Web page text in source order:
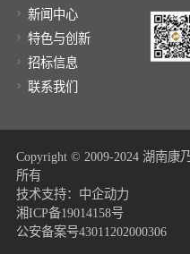
新闻中心
特色与创新
招标信息
联系我们
Copyright © 2009-2024 湖南康
所有
技术支持：中企动力
湘ICP备19014158号
公安备案号43011202000306